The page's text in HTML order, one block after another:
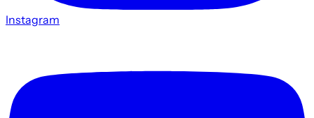
Instagram